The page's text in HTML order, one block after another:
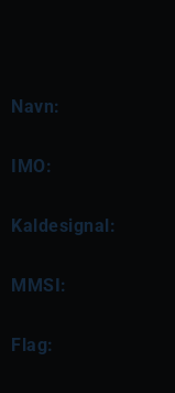
Navn:
IMO:
Kaldesignal:
MMSI:
Flag: